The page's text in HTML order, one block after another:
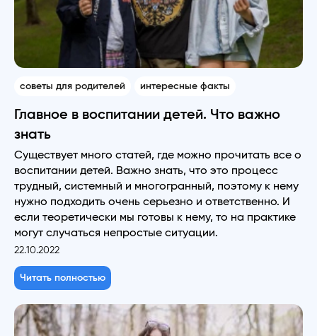
советы для родителей интересные факты
Главное в воспитании детей. Что важно
знать
Существует много статей, где можно прочитать все о
воспитании детей. Важно знать, что это процесс
трудный, системный и многогранный, поэтому к нему
нужно подходить очень серьезно и ответственно. И
если теоретически мы готовы к нему, то на практике
могут случаться непростые ситуации.
22.10.2022
Читать полностью